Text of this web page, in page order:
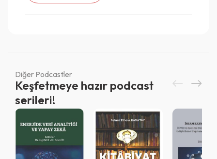
Diğer Podcastler
Keşfetmeye hazır podcast
serileri!
Giriş
Vazgeç
QR Code taraması başarılı.
Sistemi kurumu ile kullanıyorsunuz.
Vazgeç